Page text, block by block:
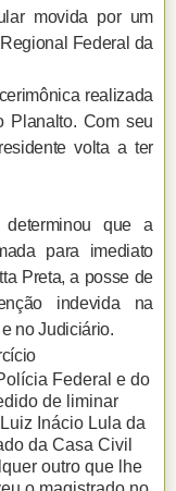
movida por um
Federal da
realizada
Planalto. Com seu
volta a ter
que a
para imediato
Preta, a posse de
indevida na
no Judiciário.
Federal e do
de liminar
Inácio Lula da
da Casa Civil
outro que lhe